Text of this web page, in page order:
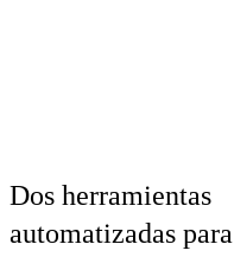
Dos herramientas
automatizadas para